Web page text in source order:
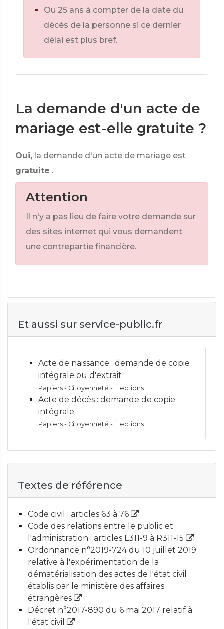
Ou 25 ans à compter de la date du
décès de la personne si ce dernier
délai est plus bref.
La demande d'un acte de
mariage est-elle gratuite ?
Oui, la demande d'un acte de mariage est
gratuite .
Attention
Il n'y a pas lieu de faire votre demande sur
des sites internet qui vous demandent
une contrepartie financière.
Et aussi sur service-public.fr
Acte de naissance : demande de copie
intégrale ou d'extrait
Papiers - Citoyenneté - Élections
Acte de décès : demande de copie
intégrale
Papiers - Citoyenneté - Élections
Textes de référence
Code civil : articles 63 à 76
Code des relations entre le public et
l'administration : articles L311-9 à R311-15
Ordonnance n°2019-724 du 10 juillet 2019
relative à l'expérimentation de la
dématérialisation des actes de l'état civil
établis par le ministère des affaires
étrangères
Décret n°2017-890 du 6 mai 2017 relatif à
l'état civil